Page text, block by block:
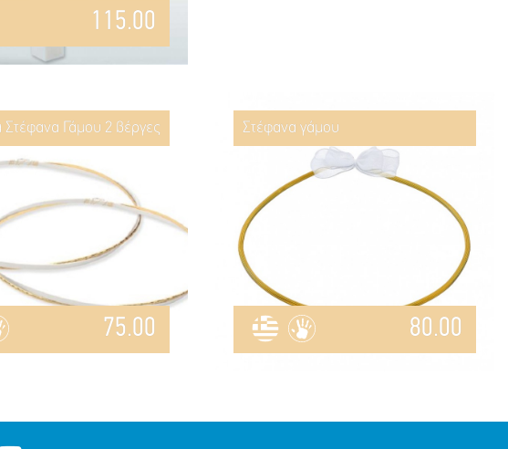
115.00
Γάμου 2 βέργες
75.00
Στέφανα γάμου
80.00